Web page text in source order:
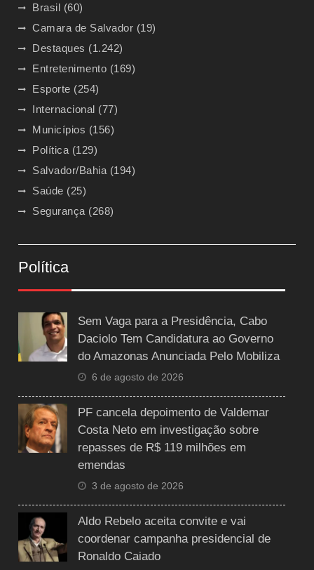
Brasil (60)
Camara de Salvador (19)
Destaques (1.242)
Entretenimento (169)
Esporte (254)
Internacional (77)
Municípios (156)
Política (129)
Salvador/Bahia (194)
Saúde (25)
Segurança (268)
Política
Sem Vaga para a Presidência, Cabo
Daciolo Tem Candidatura ao Governo
do Amazonas Anunciada Pelo Mobiliza
6 de agosto de 2026
PF cancela depoimento de Valdemar
Costa Neto em investigação sobre
repasses de R$ 119 milhões em
emendas
3 de agosto de 2026
Aldo Rebelo aceita convite e vai
coordenar campanha presidencial de
Ronaldo Caiado